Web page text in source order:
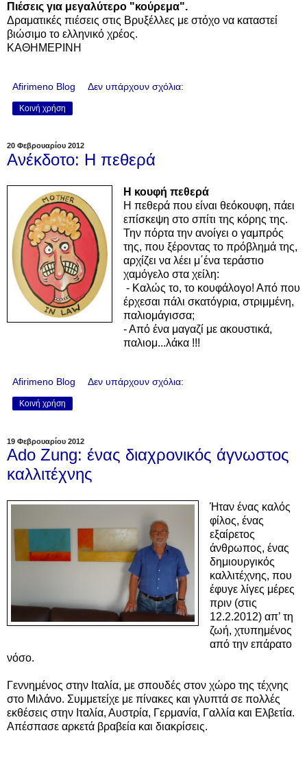
Πιέσεις για μεγαλύτερο "κούρεμα".
Δραματικές πιέσεις στις Βρυξέλλες με στόχο να καταστεί
βιώσιμο το ελληνικό χρέος.
ΚΑΘΗΜΕΡΙΝΗ
Afirimeno Blog Δεν υπάρχουν σχόλια:
Κοινή χρήση
20 Φεβρουαρίου 2012
Ανέκδοτο: Η πεθερά
Η κουφή πεθερά
Η πεθερά που είναι θεόκουφη, πάει
επίσκεψη στο σπίτι της κόρης της.
Την πόρτα την ανοίγει ο γαμπρός
της, που ξέροντας το πρόβλημά της,
αρχίζει να λέει μ΄ένα τεράστιο
χαμόγελο στα χείλη:
- Καλώς το, το κουφάλογο! Από που
έρχεσαι πάλι σκατόγρια, στριμμένη,
παλιομάγισσα;
- Από ένα μαγαζί με ακουστικά,
παλιομ...λάκα !!!
Afirimeno Blog Δεν υπάρχουν σχόλια:
Κοινή χρήση
19 Φεβρουαρίου 2012
Ado Zung: ένας διαχρονικός άγνωστος
καλλιτέχνης
Ήταν ένας καλός
φίλος, ένας
εξαίρετος
άνθρωπος, ένας
δημιουργικός
καλλιτέχνης, που
έφυγε λίγες μέρες
πριν (στις
12.2.2012) απ’ τη
ζωή, χτυπημένος
από την επάρατο
νόσο.
Γεννημένος στην Ιταλία, με σπουδές στον χώρο της τέχνης
στο Μιλάνο. Συμμετείχε με πίνακες και γλυπτά σε πολλές
εκθέσεις στην Ιταλία, Αυστρία, Γερμανία, Γαλλία και Ελβετία.
Απέσπασε αρκετά βραβεία και διακρίσεις.